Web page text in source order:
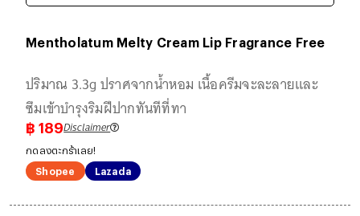
Mentholatum Melty Cream Lip Fragrance Free
ปริมาณ 3.3g ปราศจากน้ำหอม เนื้อครีมจะละลายและ
ซึมเข้าบำรุงริมฝีปากทันทีที่ทา
฿ 189Disclaimer
กดลงตะกร้าเลย!
Shopee
Lazada